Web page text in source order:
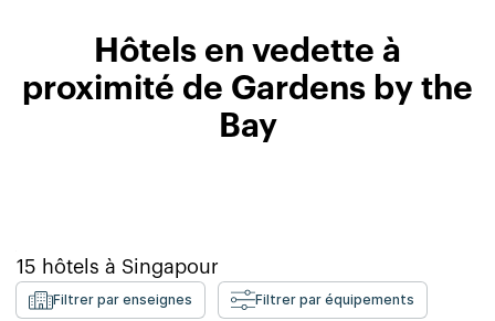
Hôtels en vedette à
proximité de Gardens by the
Bay
15 hôtels à Singapour
Filtrer par enseignes Filtrer par équipements